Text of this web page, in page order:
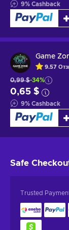
9% Cashback
Game
9.57
0,99 $-34%
0,65 $
9% Cashback
Safe
Trusted